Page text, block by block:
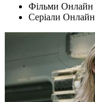
Фільми Oнлайн
Серіали Oнлайн